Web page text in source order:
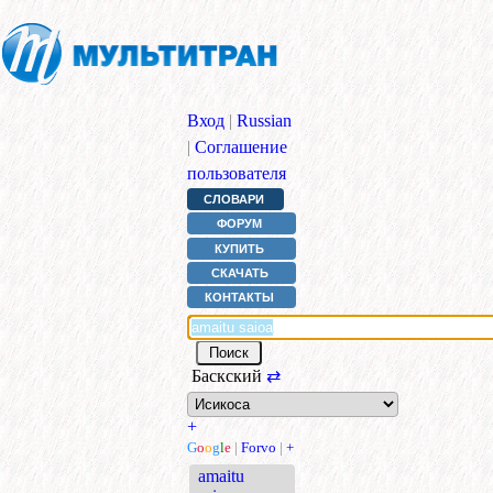
Вход | Russian
| Соглашение
пользователя
СЛОВАРИ
ФОРУМ
КУПИТЬ
СКАЧАТЬ
КОНТАКТЫ
Баскский ⇄
+
Google | Forvo | +
amaitu